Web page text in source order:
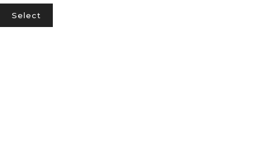
Select